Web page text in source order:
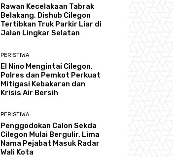
Rawan Kecelakaan Tabrak
Belakang, Dishub Cilegon
Tertibkan Truk Parkir Liar di
Jalan Lingkar Selatan
PERISTIWA
El Nino Mengintai Cilegon,
Polres dan Pemkot Perkuat
Mitigasi Kebakaran dan
Krisis Air Bersih
PERISTIWA
Penggodokan Calon Sekda
Cilegon Mulai Bergulir, Lima
Nama Pejabat Masuk Radar
Wali Kota